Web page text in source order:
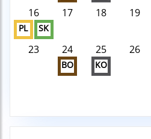
16
PL SK
17 18 19
23 24
BO
25
KO
26